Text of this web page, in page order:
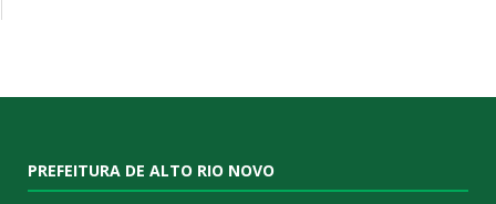
PREFEITURA DE ALTO RIO NOVO